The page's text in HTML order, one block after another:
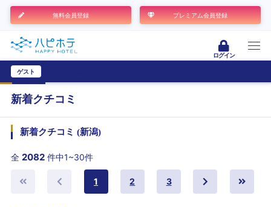
無料会員登録 プレミアム会員登録
ログイン
ゲスト
新着クチコミ
新着クチコミ (新潟)
全 2082 件中1~30件
1 2 3